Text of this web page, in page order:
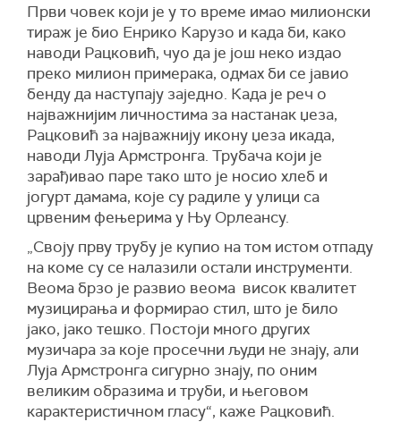
Први човек који је у то време имао милионски
тираж је био Енрико Карузо и када би, како
наводи Рацковић, чуо да је још неко издао
преко милион примерака, одмах би се јавио
бенду да наступају заједно. Када је реч о
најважнијим личностима за настанак џеза,
Рацковић за најважнију икону џеза икада,
наводи Луја Армстронга. Трубача који је
зарађивао паре тако што је носио хлеб и
јогурт дамама, које су радиле у улици са
црвеним фењерима у Њу Орлеансу.
„Своју прву трубу је купио на том истом отпаду
на коме су се налазили остали инструменти.
Веома брзо је развио веома висок квалитет
музицирања и формирао стил, што је било
јако, јако тешко. Постоји много других
музичара за које просечни људи не знају, али
Луја Армстронга сигурно знају, по оним
великим образима и труби, и његовом
карактеристичном гласу“, каже Рацковић.